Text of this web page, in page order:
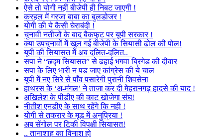
ऐसे तो योगी नहीं बीजेपी ही निबट जाएगी !
करहल में गरजा बाबा का बुलडोजर !
योगी की ये कैसी घेराबंदी !
चुनावी नतीजों के बाद बैकफुट पर यूपी सरकार !
क्या उपचुनावों में खुल गई बीजेपी के सियासी ढोल की पोल!
यूपी की सियासत में अब दलित-दलित..
सपा ने “छद्म सियासत” से ढहाई भगवा ब्रिगेड की दीवार
सपा के लिए भारी न पड जाए कांग्रेस की ये चाल
यूपी में नए सिरे से पाँव पसारेगी पुरानी शिवसेना
हाथरस के ‘अ-मंगल’ ने ताजा कर दी मेहरानगढ़ हादसे की याद !
अखिलेश के पीडीए की काट खोजेगा संघ!
नीतीश एनडीए के साथ रहेंगे कि नही !
योगी से तकरार के मूड में अनुप्रिया !
अब सेंगोल पर टिकी विपक्षी सियासत!
.. तानाशाह का विनाश हो